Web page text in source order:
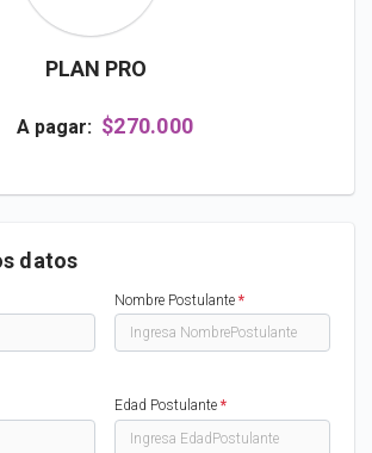
PLAN PRO
A pagar: $270.000
datos
Nombre Postulante *
Edad Postulante *